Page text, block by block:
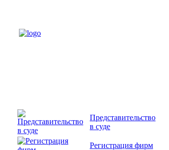
Представительство
в суде
Регистрация фирм